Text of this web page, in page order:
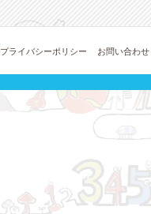
プライバシーポリシー お問い合わせ